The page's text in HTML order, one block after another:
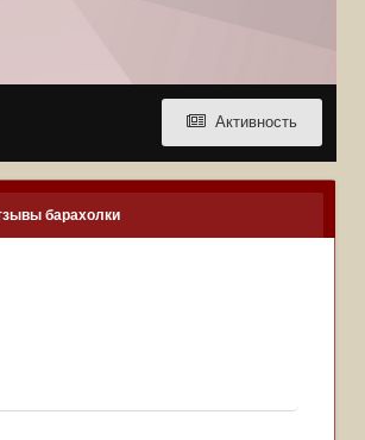
Активность
барахолки